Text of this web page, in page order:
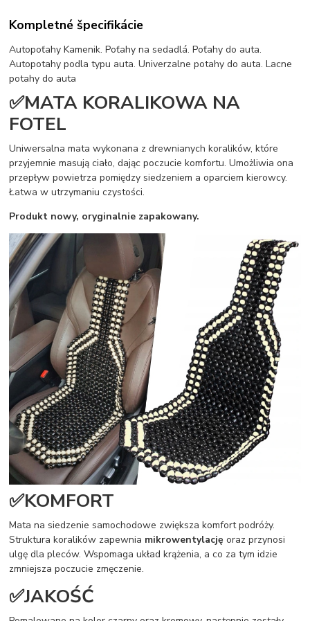
Kompletné špecifikácie
Autopoťahy Kamenik. Poťahy na sedadlá. Poťahy do auta.
Autopotahy podla typu auta. Univerzalne potahy do auta. Lacne
potahy do auta
✅MATA KORALIKOWA NA
FOTEL
Uniwersalna mata wykonana z drewnianych koralików, które
przyjemnie masują ciało, dając poczucie komfortu. Umożliwia ona
przepływ powietrza pomiędzy siedzeniem a oparciem kierowcy.
Łatwa w utrzymaniu czystości.
Produkt nowy, oryginalnie zapakowany.
✅KOMFORT
Mata na siedzenie samochodowe zwiększa komfort podróży.
Struktura koralików zapewnia mikrowentylację oraz przynosi
ulgę dla pleców. Wspomaga układ krążenia, a co za tym idzie
zmniejsza poczucie zmęczenie.
✅JAKOŚĆ